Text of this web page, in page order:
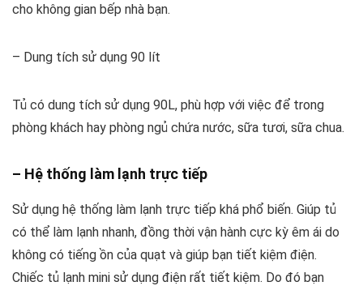
cho không gian bếp nhà bạn.
– Dung tích sử dụng 90 lít
Tủ có dung tích sử dụng 90L, phù hợp với việc để trong
phòng khách hay phòng ngủ chứa nước, sữa tươi, sữa chua.
– Hệ thống làm lạnh trực tiếp
Sử dụng hệ thống làm lạnh trực tiếp khá phổ biến. Giúp tủ
có thể làm lạnh nhanh, đồng thời vận hành cực kỳ êm ái do
không có tiếng ồn của quạt và giúp bạn tiết kiệm điện.
Chiếc tủ lạnh mini sử dụng điện rất tiết kiệm. Do đó bạn